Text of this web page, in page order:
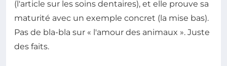
(l'article sur les soins dentaires), et elle prouve sa
maturité avec un exemple concret (la mise bas).
Pas de bla-bla sur « l'amour des animaux ». Juste
des faits.